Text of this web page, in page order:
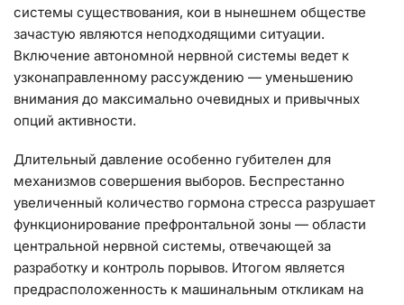
системы существования, кои в нынешнем обществе
зачастую являются неподходящими ситуации.
Включение автономной нервной системы ведет к
узконаправленному рассуждению — уменьшению
внимания до максимально очевидных и привычных
опций активности.
Длительный давление особенно губителен для
механизмов совершения выборов. Беспрестанно
увеличенный количество гормона стресса разрушает
функционирование префронтальной зоны — области
центральной нервной системы, отвечающей за
разработку и контроль порывов. Итогом является
предрасположенность к машинальным откликам на